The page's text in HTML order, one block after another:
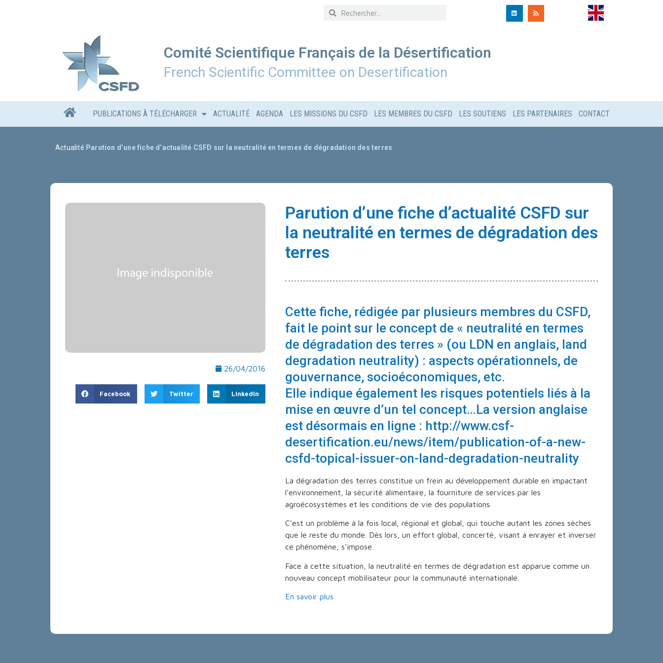
Comité Scientifique Français de la Désertification
French Scientific Committee on Desertification
PUBLICATIONS À TÉLÉCHARGER ACTUALITÉ AGENDA LES MISSIONS DU CSFD LES MEMBRES DU CSFD LES SOUTIENS LES PARTENAIRES CONTACT
Actualité Parution d’une fiche d’actualité CSFD sur la neutralité en termes de dégradation des terres
26/04/2016
Facebook Twitter LinkedIn
Parution d’une fiche d’actualité CSFD sur
la neutralité en termes de dégradation des
terres
Cette fiche, rédigée par plusieurs membres du CSFD,
fait le point sur le concept de « neutralité en termes
de dégradation des terres » (ou LDN en anglais, land
degradation neutrality) : aspects opérationnels, de
gouvernance, socioéconomiques, etc.
Elle indique également les risques potentiels liés à la
mise en œuvre d’un tel concept…La version anglaise
est désormais en ligne : http://www.csf-
desertification.eu/news/item/publication-of-a-new-
csfd-topical-issuer-on-land-degradation-neutrality
La dégradation des terres constitue un frein au développement durable en impactant
l’environnement, la sécurité alimentaire, la fourniture de services par les
agroécosystèmes et les conditions de vie des populations.
C’est un problème à la fois local, régional et global, qui touche autant les zones sèches
que le reste du monde. Dès lors, un effort global, concerté, visant à enrayer et inverser
ce phénomène, s’impose.
Face à cette situation, la neutralité en termes de dégradation est apparue comme un
nouveau concept mobilisateur pour la communauté internationale.
En savoir plus